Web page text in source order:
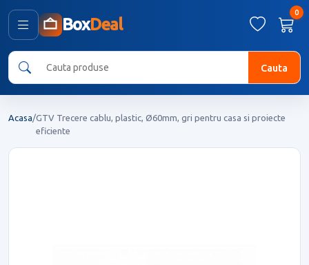
BoxDeal
0
Cauta
Acasa/GTV Trecere cablu, plastic, Ø60mm, gri pentru casa si proiecte
eficiente